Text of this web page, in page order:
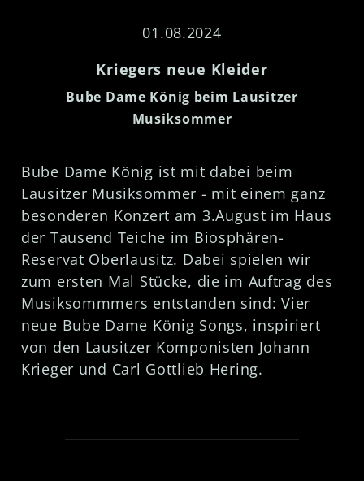
01.08.2024
Kriegers neue Kleider
Bube Dame König beim Lausitzer
Musiksommer
Bube Dame König ist mit dabei beim
Lausitzer Musiksommer - mit einem ganz
besonderen Konzert am 3.August im Haus
der Tausend Teiche im Biosphären-
Reservat Oberlausitz. Dabei spielen wir
zum ersten Mal Stücke, die im Auftrag des
Musiksommmers entstanden sind: Vier
neue Bube Dame König Songs, inspiriert
von den Lausitzer Komponisten Johann
Krieger und Carl Gottlieb Hering.